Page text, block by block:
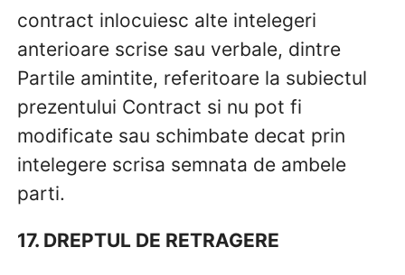
contract inlocuiesc alte intelegeri
anterioare scrise sau verbale, dintre
Partile amintite, referitoare la subiectul
prezentului Contract si nu pot fi
modificate sau schimbate decat prin
intelegere scrisa semnata de ambele
parti.
17. DREPTUL DE RETRAGERE